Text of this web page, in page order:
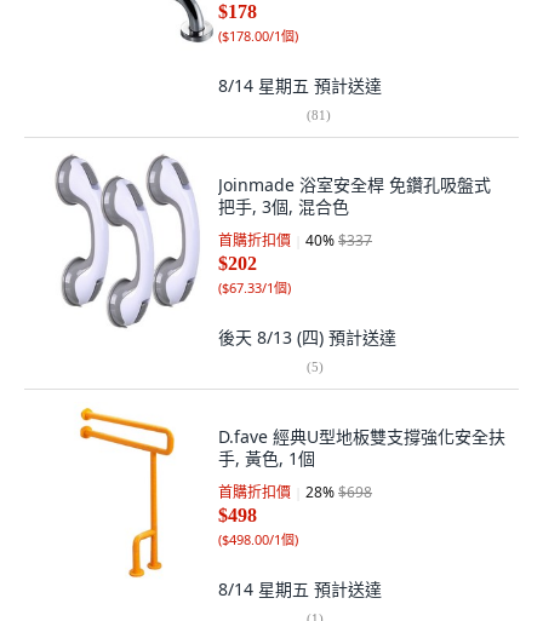
$178
($178.00/1個)
8/14 星期五 預計送達
(81)
Joinmade 浴室安全桿 免鑽孔吸盤式
把手, 3個, 混合色
首購折扣價 40%$337
$202
($67.33/1個)
後天 8/13 (四) 預計送達
(5)
D.fave 經典U型地板雙支撐強化安全扶
手, 黃色, 1個
首購折扣價 28%$698
$498
($498.00/1個)
8/14 星期五 預計送達
(1)